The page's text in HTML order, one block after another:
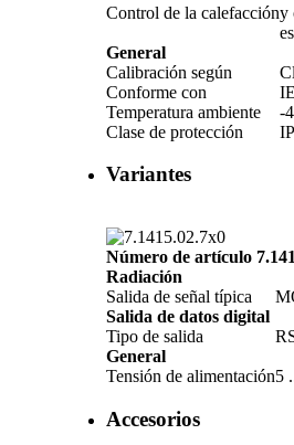
Control de la calefaccióny
General
Calibración según
Conforme con
Temperatura ambiente
-
Clase de protección
Variantes
Número de artículo
Radiación
Salida de señal típica
Salida de datos digital
Tipo de salida
General
Tensión de alimentación5
Accesorios